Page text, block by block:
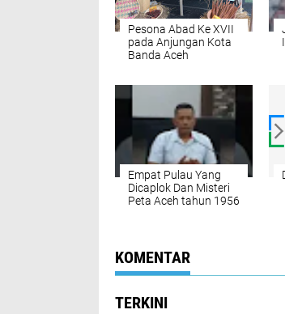
Pesona Abad Ke XVII
pada Anjungan Kota
Banda Aceh
Empat Pulau Yang
Dicaplok Dan Misteri
Peta Aceh tahun 1956
KOMENTAR
TERKINI